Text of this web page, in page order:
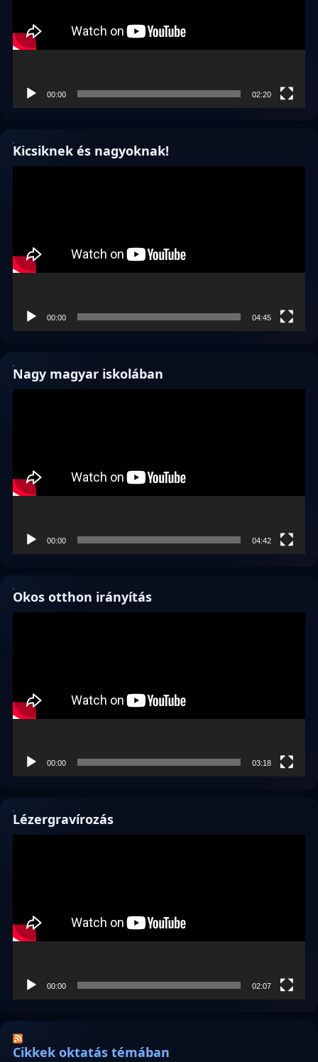
00:00 02:20
Kicsiknek és nagyoknak!
00:00 04:45
Nagy magyar iskolában
00:00 04:42
Okos otthon irányítás
00:00 03:18
Lézergravírozás
00:00 02:07
Cikkek oktatás témában